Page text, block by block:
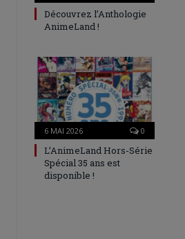
Découvrez l’Anthologie
AnimeLand !
6 MAI 2026 0
L’AnimeLand Hors-Série
Spécial 35 ans est
disponible !